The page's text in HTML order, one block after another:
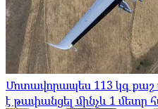
Մոտավորապես 113 կգ քաշ
է թափանցել մինչև 1 մետր